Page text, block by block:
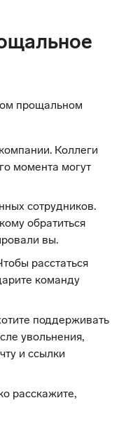
прощальном
Коллеги
момента могут
сотрудников.
обратиться
вы.
расстаться
команду
поддерживать
увольнения,
и ссылки
расскажите,